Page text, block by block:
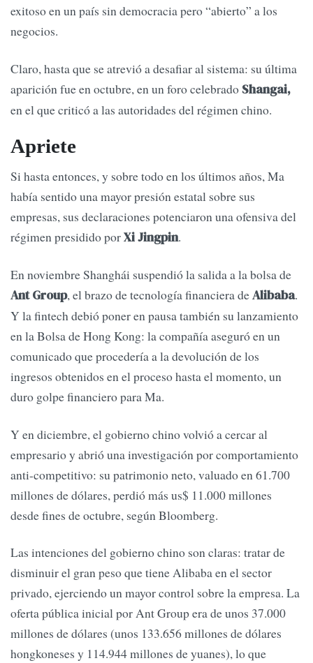
exitoso en un país sin democracia pero “abierto” a los
negocios.
Claro, hasta que se atrevió a desafiar al sistema: su última
aparición fue en octubre, en un foro celebrado Shangai,
en el que criticó a las autoridades del régimen chino.
Apriete
Si hasta entonces, y sobre todo en los últimos años, Ma
había sentido una mayor presión estatal sobre sus
empresas, sus declaraciones potenciaron una ofensiva del
régimen presidido porXi Jingpin.
En noviembre Shanghái suspendió la salida a la bolsa de
Ant Group, el brazo de tecnología financiera deAlibaba.
Y la fintech debió poner en pausa también su lanzamiento
en la Bolsa de Hong Kong: la compañía aseguró en un
comunicado que procedería a la devolución de los
ingresos obtenidos en el proceso hasta el momento, un
duro golpe financiero para Ma.
Y en diciembre, el gobierno chino volvió a cercar al
empresario y abrió una investigación por comportamiento
anti-competitivo: su patrimonio neto, valuado en 61.700
millones de dólares, perdió más us$ 11.000 millones
desde fines de octubre, según Bloomberg.
Las intenciones del gobierno chino son claras: tratar de
disminuir el gran peso que tiene Alibaba en el sector
privado, ejerciendo un mayor control sobre la empresa. La
oferta pública inicial por Ant Group era de unos 37.000
millones de dólares (unos 133.656 millones de dólares
hongkoneses y 114.944 millones de yuanes), lo que